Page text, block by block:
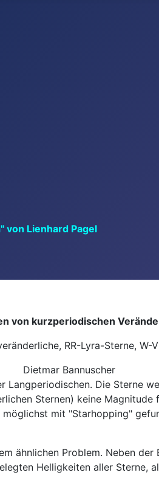
von Lienhard Pagel
von kurzperiodischen
RR-Lyra-Sterne, W-
Dietmar Bannuscher
Die Sterne
Sternen) keine
mit "Starhopping"
ähnlichen Problem. Neben
Helligkeiten aller